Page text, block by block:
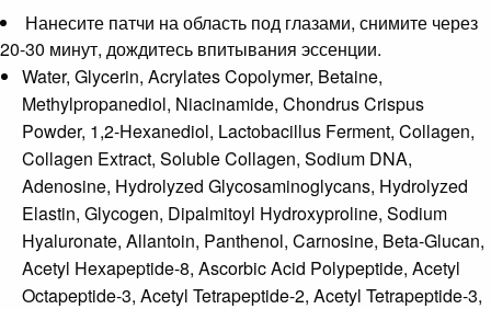
Нанесите патчи на область под глазами, снимите через
20-30 минут, дождитесь впитывания эссенции.
Water, Glycerin, Acrylates Copolymer, Betaine,
Methylpropanediol, Niacinamide, Chondrus Crispus
Powder, 1,2-Hexanediol, Lactobacillus Ferment, Collagen,
Collagen Extract, Soluble Collagen, Sodium DNA,
Adenosine, Hydrolyzed Glycosaminoglycans, Hydrolyzed
Elastin, Glycogen, Dipalmitoyl Hydroxyproline, Sodium
Hyaluronate, Allantoin, Panthenol, Carnosine, Beta-Glucan,
Acetyl Hexapeptide-8, Ascorbic Acid Polypeptide, Acetyl
Octapeptide-3, Acetyl Tetrapeptide-2, Acetyl Tetrapeptide-3,